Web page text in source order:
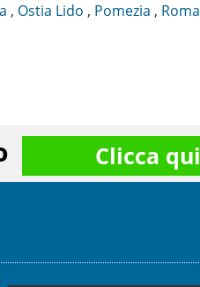
, Ostia Lido , Pomezia , Roma
Clicca qui